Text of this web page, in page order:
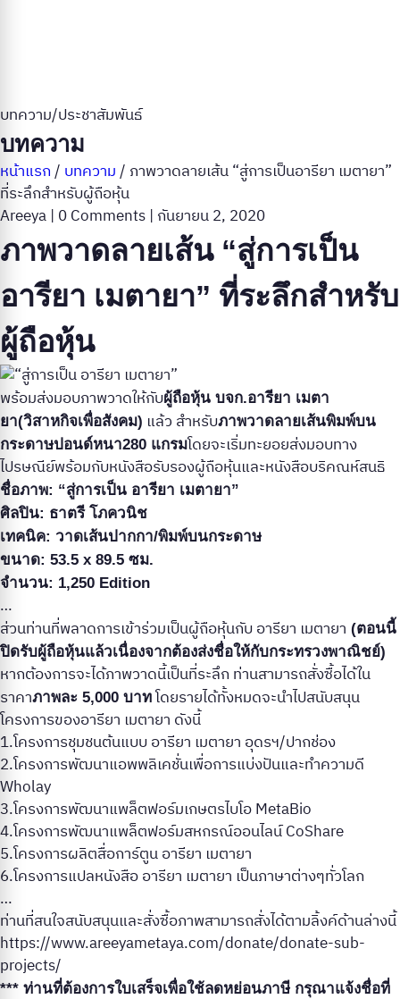
บทความ/ประชาสัมพันธ์
บทความ
หน้าแรก/ บทความ/ ภาพวาดลายเส้น “สู่การเป็นอารียา เมตายา”
ที่ระลึกสำหรับผู้ถือหุ้น
Areeya | 0 Comments | กันยายน 2, 2020
ภาพวาดลายเส้น “สู่การเป็น
อารียา เมตายา” ที่ระลึกสำหรับ
ผู้ถือหุ้น
พร้อมส่งมอบภาพวาดให้กับผู้ถือหุ้น บจก.อารียา เมตา
ยา(วิสาหกิจเพื่อสังคม) แล้ว สำหรับภาพวาดลายเส้นพิมพ์บน
กระดาษปอนด์หนา280 แกรมโดยจะเริ่มทะยอยส่งมอบทาง
ไปรษณีย์พร้อมกับหนังสือรับรองผู้ถือหุ้นและหนังสือบริคณห์สนธิ
ชื่อภาพ: “สู่การเป็น อารียา เมตายา”
ศิลปิน: ธาตรี โภควนิช
เทคนิค: วาดเส้นปากกา/พิมพ์บนกระดาษ
ขนาด: 53.5 x 89.5 ซม.
จำนวน: 1,250 Edition
…
ส่วนท่านที่พลาดการเข้าร่วมเป็นผู้ถือหุ้นกับ อารียา เมตายา (ตอนนี้
ปิดรับผู้ถือหุ้นแล้วเนื่องจากต้องส่งชื่อให้กับกระทรวงพาณิชย์)
หากต้องการจะได้ภาพวาดนี้เป็นที่ระลึก ท่านสามารถสั่งซื้อได้ใน
ราคาภาพละ 5,000 บาท โดยรายได้ทั้งหมดจะนำไปสนับสนุน
โครงการของอารียา เมตายา ดังนี้
1.โครงการชุมชนต้นแบบ อารียา เมตายา อุดรฯ/ปากช่อง
2.โครงการพัฒนาแอพพลิเคชั่นเพื่อการแบ่งปันและทำความดี
Wholay
3.โครงการพัฒนาแพล็ตฟอร์มเกษตรไบโอ MetaBio
4.โครงการพัฒนาแพล็ตฟอร์มสหกรณ์ออนไลน์ CoShare
5.โครงการผลิตสื่อการ์ตูน อารียา เมตายา
6.โครงการแปลหนังสือ อารียา เมตายา เป็นภาษาต่างๆทั่วโลก
…
ท่านที่สนใจสนับสนุนและสั่งซื้อภาพสามารถสั่งได้ตามลิ้งค์ด้านล่างนี้
https://www.areeyametaya.com/donate/donate-sub-
projects/
*** ท่านที่ต้องการใบเสร็จเพื่อใช้ลดหย่อนภาษี กรุณาแจ้งชื่อที่